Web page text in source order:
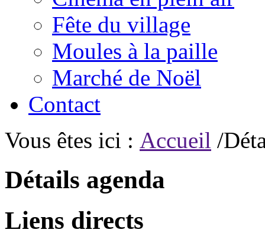
Fête du village
Moules à la paille
Marché de Noël
Contact
Vous êtes ici : Accueil /
Détails agenda
Liens directs